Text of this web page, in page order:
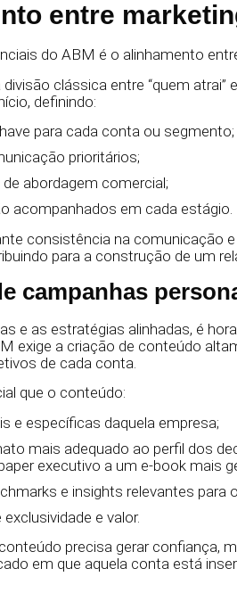
entre
do ABM é o alinhamento
clássica entre “quem
definindo:
para cada conta ou segmento;
prioritários;
abordagem comercial;
acompanhados em cada estágio.
consistência na comunicação
para a construção de um
campanhas
e as estratégias alinhadas, é
exige a criação de conteúdo
de cada conta.
que o conteúdo:
e específicas daquela empresa;
mais adequado ao perfil dos
executivo a um e-book mais
e insights relevantes para
e valor.
precisa gerar confiança,
em que aquela conta está